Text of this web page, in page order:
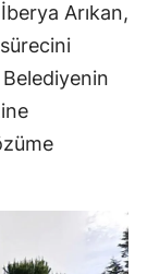
Arıkan,
sürecini